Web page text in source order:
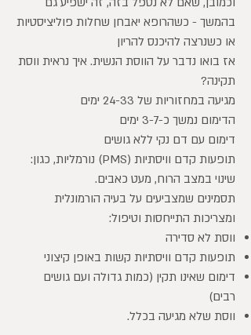
בהמשך - כשהרופא יאבחן שחלות פוליציסטיות
או כשנרצה להיכנס להריון
אז בואו נדבר על הווסת הנשית. איך נראית ווסת
תקינה?
מגיעה במחזוריות של 24-33 ימים
הדימום נמשך כ-3-7 ימים
דימום עם דם נקי ללא גושים
תופעות קדם וויסתיות (PMS) נורמליות, כגון:
שינוי במצב הרוח, מעט כאבים.
תסמינים שמצביעים על בעיה הורמונלית
ומצריכות התייחסות וטיפול:
ווסת לא סדירה
תופעות קדם וויסתיות קשות באופן קיצוני
דימום שאינו תקין (כמות גדולה ועם גושים
רבים)
ווסת שלא מגיעה בכלל.